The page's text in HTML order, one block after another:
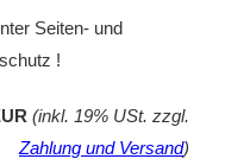
Seiten- und
!
(inkl. 19% USt. zzgl.
Zahlung und Versand)